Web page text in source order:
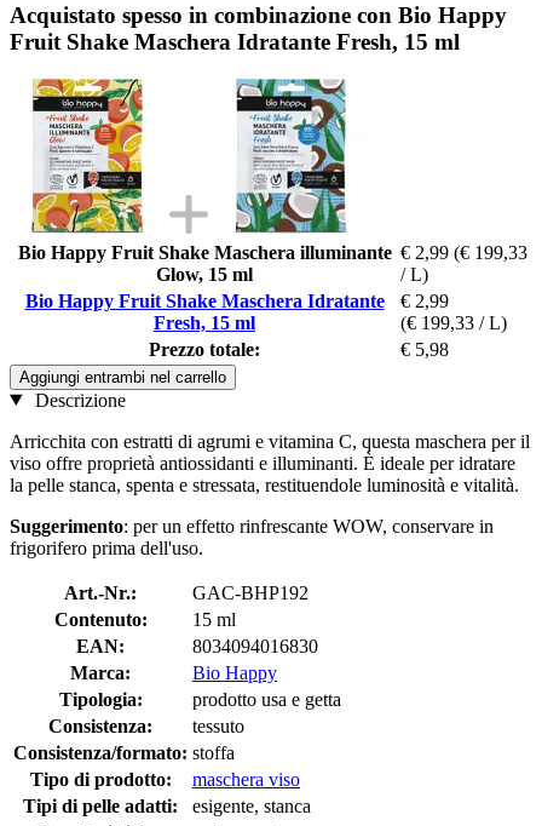
Acquistato spesso in combinazione con Bio Happy
Fruit Shake Maschera Idratante Fresh, 15 ml
Bio Happy Fruit Shake Maschera illuminante
Glow, 15 ml
€ 2,99 (€ 199,33
/ L)
Bio Happy Fruit Shake Maschera Idratante
Fresh, 15 ml
€ 2,99
(€ 199,33 / L)
Prezzo totale:
€ 5,98
Aggiungi entrambi nel carrello
Descrizione
Arricchita con estratti di agrumi e vitamina C, questa maschera per il
viso offre proprietà antiossidanti e illuminanti. È ideale per idratare
la pelle stanca, spenta e stressata, restituendole luminosità e vitalità.
Suggerimento: per un effetto rinfrescante WOW, conservare in
frigorifero prima dell'uso.
Art.-Nr.:
GAC-BHP192
Contenuto:
15 ml
EAN:
8034094016830
Marca:
Bio Happy
Tipologia:
prodotto usa e getta
Consistenza:
tessuto
Consistenza/formato: stoffa
Tipo di prodotto:
maschera viso
Tipi di pelle adatti:
esigente, stanca